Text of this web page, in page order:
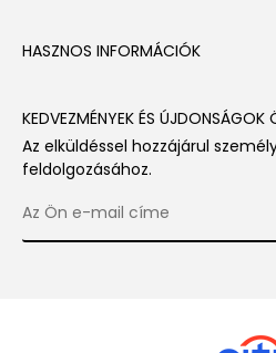
HASZNOS INFORMÁCIÓK
KEDVEZMÉNYEK ÉS ÚJDONSÁGOK
Az elküldéssel hozzájárul
feldolgozásához.